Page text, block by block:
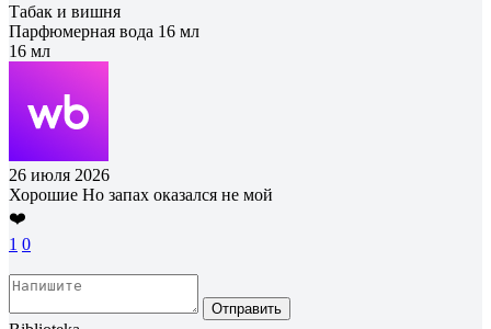
Табак и вишня
Парфюмерная вода 16 мл
16 мл
26 июля 2026
Хорошие Но запах оказался не мой
❤️
1 0
Отправить